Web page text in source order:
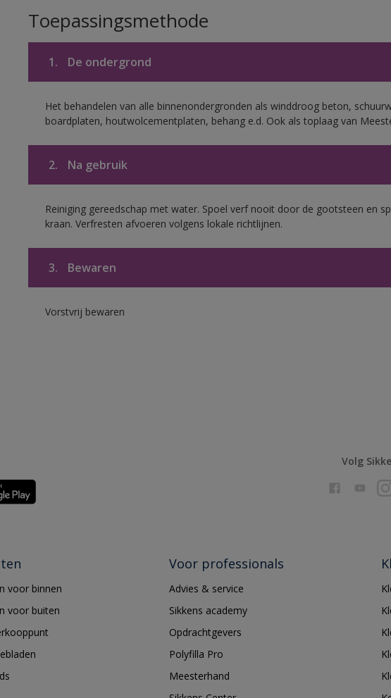
Toepassingsmethode
1. De ondergrond
Het behandelen van alle binnenondergronden als winddroog beton,
boardplaten, houtwolcementplaten, behang e.d. Ook als toplaag van
2. Na gebruik
Reiniging gereedschap met water. Spoel verf nooit door de gootsteen en
kraan. Verfresten afvoeren volgens lokale richtlijnen.
3. Bewaren
Vorstvrij bewaren
Volg
voor binnen
voor buiten
Voor professionals
Advies & service
Sikkens academy
Opdrachtgevers
Polyfilla Pro
Meesterhand